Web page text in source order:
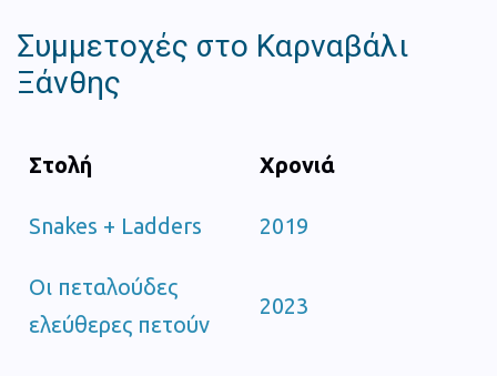
Συμμετοχές στο Καρναβάλι
Ξάνθης
Στολή Χρονιά
Snakes + Ladders 2019
Οι πεταλούδες
ελεύθερες πετούν
2023